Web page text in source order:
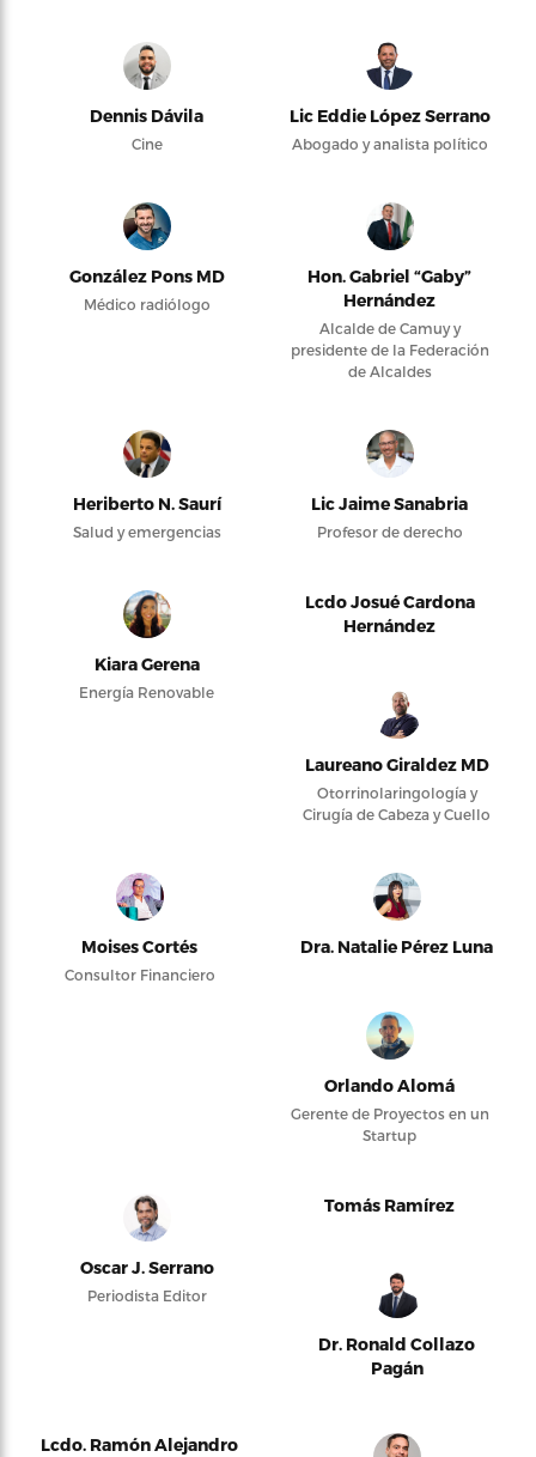
Dennis Dávila
Cine
Lic Eddie López Serrano
Abogado y analista político
González Pons MD
Médico radiólogo
Hon. Gabriel “Gaby”
Hernández
Alcalde de Camuy y
presidente de la Federación
de Alcaldes
Heriberto N. Saurí
Salud y emergencias
Lic Jaime Sanabria
Profesor de derecho
Kiara Gerena
Energía Renovable
Lcdo Josué Cardona
Hernández
Laureano Giraldez MD
Otorrinolaringología y
Cirugía de Cabeza y Cuello
Moises Cortés
Consultor Financiero
Dra. Natalie Pérez Luna
Orlando Alomá
Gerente de Proyectos en un
Startup
Oscar J. Serrano
Periodista Editor
Tomás Ramírez
Dr. Ronald Collazo
Pagán
Lcdo. Ramón Alejandro